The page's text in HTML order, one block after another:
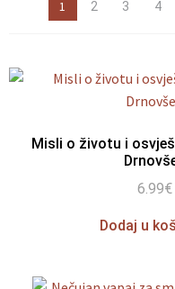
1 2 3 4
Misli o životu i
6.99€
Dodaj u